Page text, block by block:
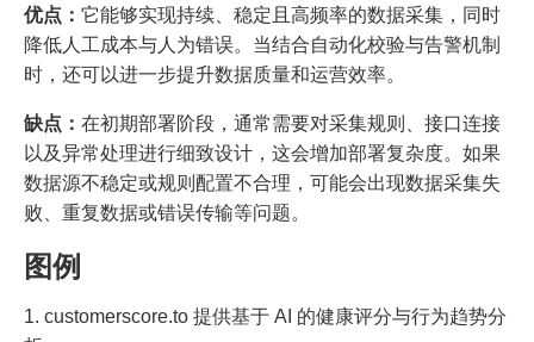
优点： 它能够实现持续、稳定且高频率的数据采集，同时
降低人工成本与人为错误。当结合自动化校验与告警机制
时，还可以进一步提升数据质量和运营效率。
缺点： 在初期部署阶段，通常需要对采集规则、接口连接
以及异常处理进行细致设计，这会增加部署复杂度。如果
数据源不稳定或规则配置不合理，可能会出现数据采集失
败、重复数据或错误传输等问题。
图例
1. customerscore.to 提供基于 AI 的健康评分与行为趋势分